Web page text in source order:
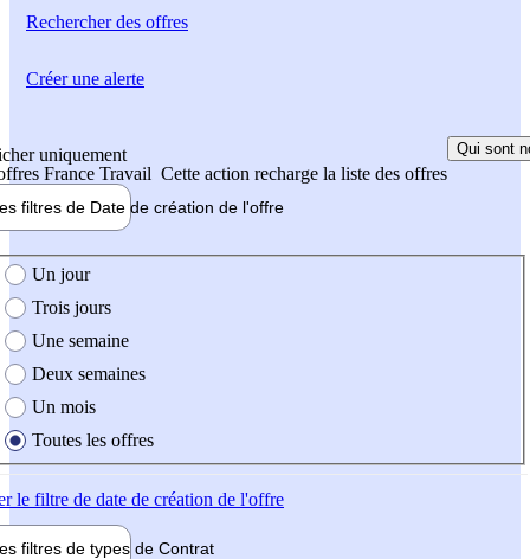
Rechercherdes offres
uniquement
France Travail Cette action recharge la liste des offres
Qui sont
filtres de Date de création de l'offre
création de l'offre
Un jour
Trois jours
Une semaine
Deux semaines
Un mois
Toutes les offres
le filtre de date de création de l'offre
filtres de types de Contrat
Créer une alerte